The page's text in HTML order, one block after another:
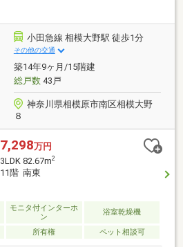
小田急線 相模大野駅 徒歩1分
その他の交通
築14年9ヶ月/15階建
総戸数43戸
神奈川県相模原市南区相模大野
８
7,298万円
3LDK 82.67m2
11階 南東
モニタ付インターホ
ン
浴室乾燥機
所有権 ペット相談可